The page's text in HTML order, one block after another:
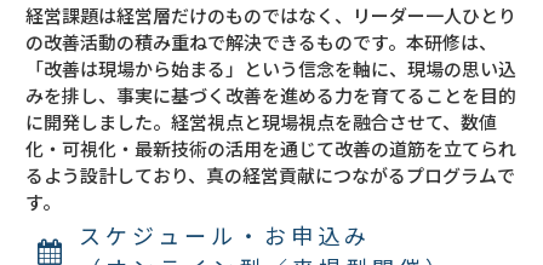
経営課題は経営層だけのものではなく、リーダー一人ひとり
の改善活動の積み重ねで解決できるものです。本研修は、
「改善は現場から始まる」という信念を軸に、現場の思い込
みを排し、事実に基づく改善を進める力を育てることを目的
に開発しました。経営視点と現場視点を融合させて、数値
化・可視化・最新技術の活用を通じて改善の道筋を立てられ
るよう設計しており、真の経営貢献につながるプログラムで
す。
スケジュール・お申込み